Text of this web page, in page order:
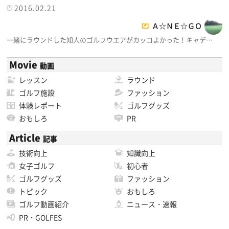
2016.02.21
Ａ☆ＮＥ☆ＧＯ
一緒にラウンドした知人のゴルフウエアがカッコよかった！キャデ…
Movie 動画
レッスン
ラウンド
ゴルフ施設
ファッション
体験レポート
ゴルフグッズ
おもしろ
PR
Article 記事
技術向上
知識向上
女子ゴルフ
初心者
ゴルフグッズ
ファッション
トピック
おもしろ
ゴルフ動画紹介
ニュース・速報
PR・GOLFES